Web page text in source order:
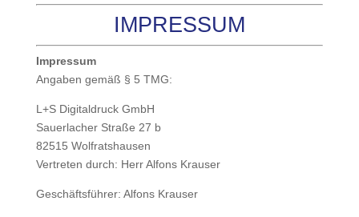
IMPRESSUM
Impressum
Angaben gemäß § 5 TMG:
L+S Digitaldruck GmbH
Sauerlacher Straße 27 b
82515 Wolfratshausen
Vertreten durch: Herr Alfons Krauser
Geschäftsführer: Alfons Krauser